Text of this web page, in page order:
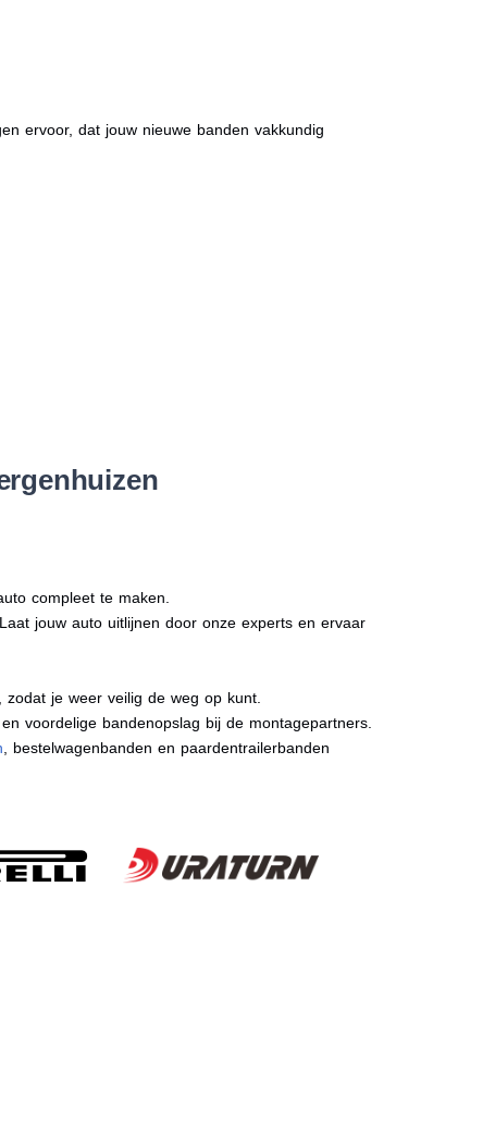
ervoor, dat jouw nieuwe banden vakkundig
compleet te maken.
jouw auto uitlijnen door onze experts en ervaar
je weer veilig de weg op kunt.
voordelige bandenopslag bij de montagepartners.
, bestelwagenbanden en paardentrailerbanden